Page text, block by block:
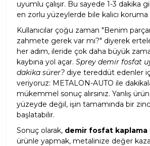
uyumlu çalışır. Bu sayede 1-3 dakika
en zorlu yüzeylerde bile kalıcı
Kullanıcılar çoğu zaman "Benim
zahmete gerek var mı?" diyerek
her adım, ileride çok daha büyük
kaybına yol açar. Sprey demir fosfat
dakika sürer? diye tereddüt edenler
veriyoruz: METALON-AUTO ile
mükemmel sonuç alırsınız. Yanlış
yüzeyde değil, işin tamamında bir
başlatabilir.
Sonuç olarak, demir fosfat kaplama
ürünle yapmak, metalinize değer